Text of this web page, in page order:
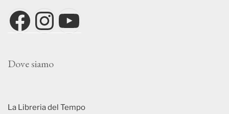
Facebook
Instagram
YouTube
Dove siamo
La Libreria del Tempo